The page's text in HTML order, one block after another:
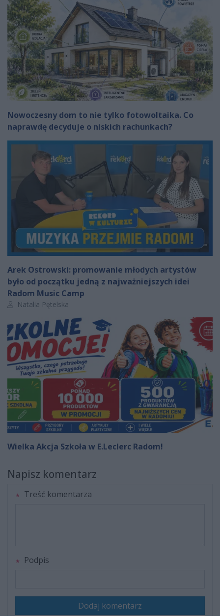
Nowoczesny dom to nie tylko fotowoltaika. Co
naprawdę decyduje o niskich rachunkach?
Arek Ostrowski: promowanie młodych artystów
było od początku jedną z najważniejszych idei
Radom Music Camp
Autor artykułu:
Natalia Pętelska
Wielka Akcja Szkoła w E.Leclerc Radom!
Napisz komentarz
Treść komentarza
Podpis
Dodaj komentarz